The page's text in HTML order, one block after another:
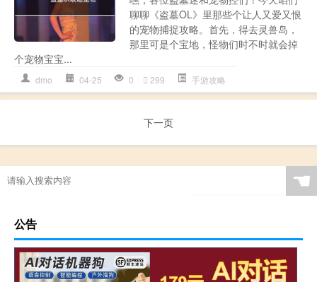
聊聊《盗墓OL》里那些个让人又爱又恨
的宠物捕捉攻略。首先，得去灵兽岛，
那里可是个宝地，怪物们时不时就会掉
个宠物宝宝...
dmo 04-25 0 299 手游攻略
下一页
☚
公告